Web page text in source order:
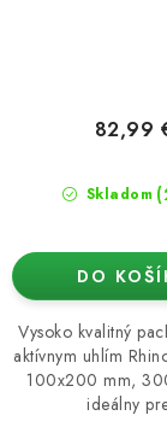
Skladom
82,99
DO
Vysoko kvalitný
aktívnym uhlím
100x200 mm,
ideálny